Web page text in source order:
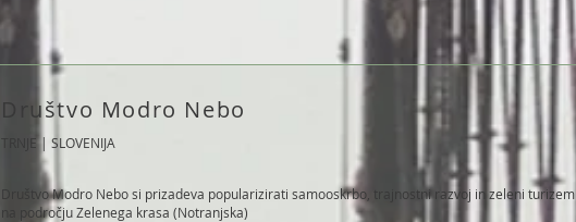
Društvo Modro Nebo
TRNJE | SLOVENIJA
Društvo Modro Nebo si prizadeva popularizirati samooskrbo, trajnostni razvoj in zeleni turizem
na področju Zelenega krasa (Notranjska)